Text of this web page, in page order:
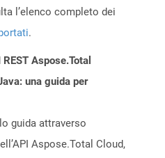
l’elenco completo dei
.
Aspose.Total
una guida per
guida attraverso
Aspose.Total Cloud,